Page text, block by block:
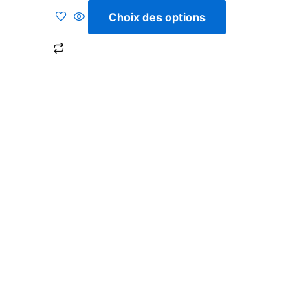
Choix des options